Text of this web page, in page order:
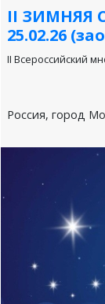
II ЗИМНЯЯ
25.02.26
II Всероссийский
Россия, город